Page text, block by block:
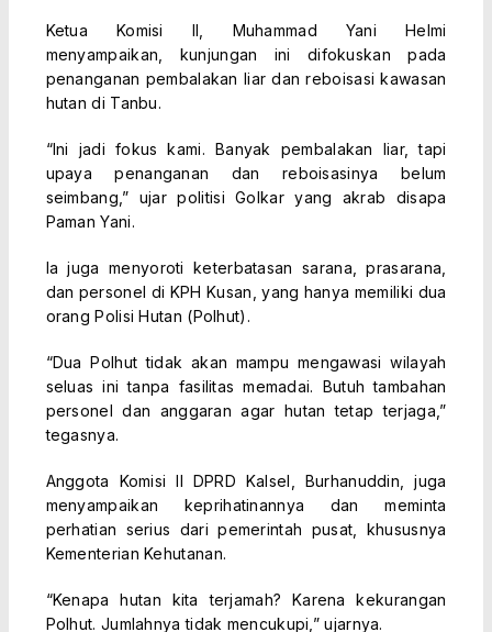
Ketua Komisi II, Muhammad Yani Helmi
menyampaikan, kunjungan ini difokuskan pada
penanganan pembalakan liar dan reboisasi kawasan
hutan di Tanbu.
“Ini jadi fokus kami. Banyak pembalakan liar, tapi
upaya penanganan dan reboisasinya belum
seimbang,” ujar politisi Golkar yang akrab disapa
Paman Yani.
Ia juga menyoroti keterbatasan sarana, prasarana,
dan personel di KPH Kusan, yang hanya memiliki dua
orang Polisi Hutan (Polhut).
“Dua Polhut tidak akan mampu mengawasi wilayah
seluas ini tanpa fasilitas memadai. Butuh tambahan
personel dan anggaran agar hutan tetap terjaga,”
tegasnya.
Anggota Komisi II DPRD Kalsel, Burhanuddin, juga
menyampaikan keprihatinannya dan meminta
perhatian serius dari pemerintah pusat, khususnya
Kementerian Kehutanan.
“Kenapa hutan kita terjamah? Karena kekurangan
Polhut. Jumlahnya tidak mencukupi,” ujarnya.